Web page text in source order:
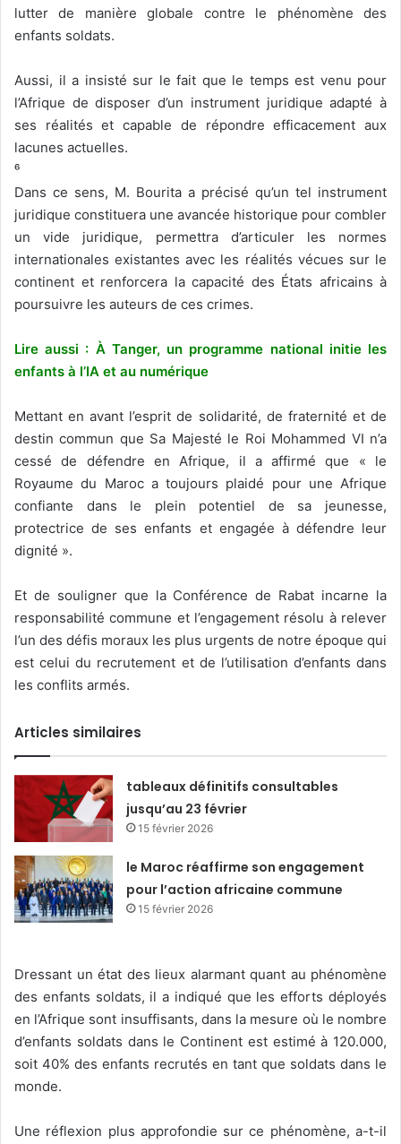
lutter de manière globale contre le phénomène des
enfants soldats.
Aussi, il a insisté sur le fait que le temps est venu pour
l’Afrique de disposer d’un instrument juridique adapté à
ses réalités et capable de répondre efficacement aux
lacunes actuelles.
⁶
Dans ce sens, M. Bourita a précisé qu’un tel instrument
juridique constituera une avancée historique pour combler
un vide juridique, permettra d’articuler les normes
internationales existantes avec les réalités vécues sur le
continent et renforcera la capacité des États africains à
poursuivre les auteurs de ces crimes.
Lire aussi : À Tanger, un programme national initie les
enfants à l’IA et au numérique
Mettant en avant l’esprit de solidarité, de fraternité et de
destin commun que Sa Majesté le Roi Mohammed VI n’a
cessé de défendre en Afrique, il a affirmé que « le
Royaume du Maroc a toujours plaidé pour une Afrique
confiante dans le plein potentiel de sa jeunesse,
protectrice de ses enfants et engagée à défendre leur
dignité ».
Et de souligner que la Conférence de Rabat incarne la
responsabilité commune et l’engagement résolu à relever
l’un des défis moraux les plus urgents de notre époque qui
est celui du recrutement et de l’utilisation d’enfants dans
les conflits armés.
Articles similaires
tableaux définitifs consultables
jusqu’au 23 février
15 février 2026
le Maroc réaffirme son engagement
pour l’action africaine commune
15 février 2026
Dressant un état des lieux alarmant quant au phénomène
des enfants soldats, il a indiqué que les efforts déployés
en l’Afrique sont insuffisants, dans la mesure où le nombre
d’enfants soldats dans le Continent est estimé à 120.000,
soit 40% des enfants recrutés en tant que soldats dans le
monde.
Une réflexion plus approfondie sur ce phénomène, a-t-il